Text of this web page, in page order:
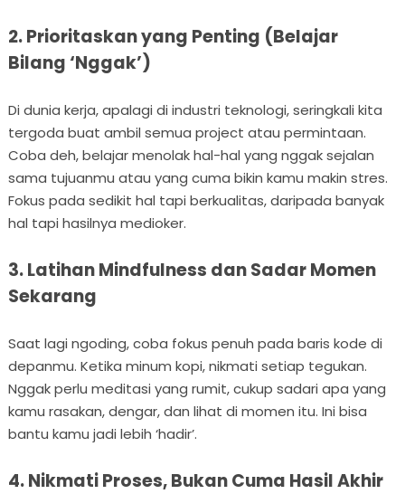
2. Prioritaskan yang Penting (Belajar
Bilang ‘Nggak’)
Di dunia kerja, apalagi di industri teknologi, seringkali kita
tergoda buat ambil semua project atau permintaan.
Coba deh, belajar menolak hal-hal yang nggak sejalan
sama tujuanmu atau yang cuma bikin kamu makin stres.
Fokus pada sedikit hal tapi berkualitas, daripada banyak
hal tapi hasilnya medioker.
3. Latihan Mindfulness dan Sadar Momen
Sekarang
Saat lagi ngoding, coba fokus penuh pada baris kode di
depanmu. Ketika minum kopi, nikmati setiap tegukan.
Nggak perlu meditasi yang rumit, cukup sadari apa yang
kamu rasakan, dengar, dan lihat di momen itu. Ini bisa
bantu kamu jadi lebih ‘hadir’.
4. Nikmati Proses, Bukan Cuma Hasil Akhir